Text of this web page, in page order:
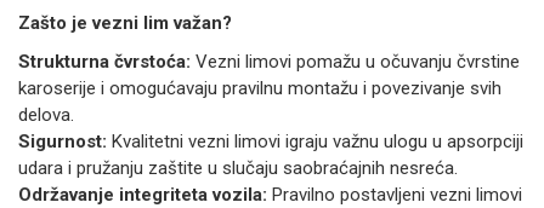
Zašto je vezni lim važan?
Strukturna čvrstoća: Vezni limovi pomažu u očuvanju čvrstine
karoserije i omogućavaju pravilnu montažu i povezivanje svih
delova.
Sigurnost: Kvalitetni vezni limovi igraju važnu ulogu u apsorpciji
udara i pružanju zaštite u slučaju saobraćajnih nesreća.
Održavanje integriteta vozila: Pravilno postavljeni vezni limovi